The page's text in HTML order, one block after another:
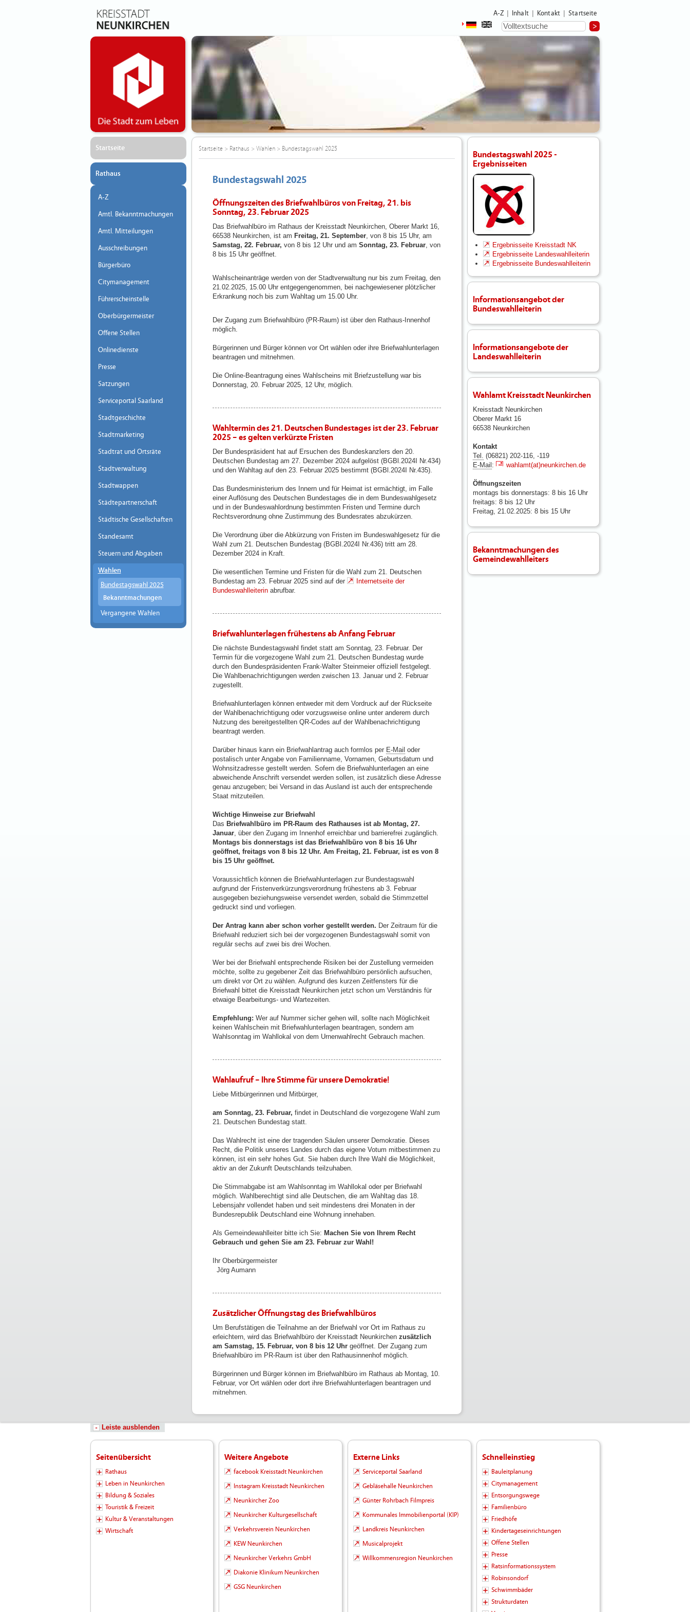
A-Z Inhalt Kontakt Startseite
Startseite
Rathaus
A-Z
Amtl. Bekanntmachungen
Amtl. Mitteilungen
Ausschreibungen
Bürgerbüro
Citymanagement
Führerscheinstelle
Oberbürgermeister
Offene Stellen
Onlinedienste
Presse
Satzungen
Serviceportal Saarland
Stadtgeschichte
Stadtmarketing
Stadtrat und Ortsräte
Stadtverwaltung
Stadtwappen
Städtepartnerschaft
Städtische Gesellschaften
Standesamt
Steuern und Abgaben
Wahlen
Bundestagswahl 2025
Bekanntmachungen
Vergangene Wahlen
Startseite> Rathaus > Wahlen> Bundestagswahl 2025
Bundestagswahl 2025
Öffnungszeiten des Briefwahlbüros von Freitag, 21. bis
Sonntag, 23. Februar 2025
Das Briefwahlbüro im Rathaus der Kreisstadt Neunkirchen, Oberer Markt 16,
66538 Neunkirchen, ist am Freitag, 21. September, von 8 bis 15 Uhr, am
Samstag, 22. Februar, von 8 bis 12 Uhr und am Sonntag, 23. Februar, von
8 bis 15 Uhr geöffnet.
Wahlscheinanträge werden von der Stadtverwaltung nur bis zum Freitag, den
21.02.2025, 15.00 Uhr entgegengenommen, bei nachgewiesener plötzlicher
Erkrankung noch bis zum Wahltag um 15.00 Uhr.
Der Zugang zum Briefwahlbüro (PR-Raum) ist über den Rathaus-Innenhof
möglich.
Bürgerinnen und Bürger können vor Ort wählen oder ihre Briefwahlunterlagen
beantragen und mitnehmen.
Die Online-Beantragung eines Wahlscheins mit Briefzustellung war bis
Donnerstag, 20. Februar 2025, 12 Uhr, möglich.
Wahltermin des 21. Deutschen Bundestages ist der 23. Februar
2025 – es gelten verkürzte Fristen
Der Bundespräsident hat auf Ersuchen des Bundeskanzlers den 20.
Deutschen Bundestag am 27. Dezember 2024 aufgelöst (BGBl.2024I Nr.434)
und den Wahltag auf den 23. Februar 2025 bestimmt (BGBl.2024I Nr.435).
Das Bundesministerium des Innern und für Heimat ist ermächtigt, im Falle
einer Auflösung des Deutschen Bundestages die in dem Bundeswahlgesetz
und in der Bundeswahlordnung bestimmten Fristen und Termine durch
Rechtsverordnung ohne Zustimmung des Bundesrates abzukürzen.
Die Verordnung über die Abkürzung von Fristen im Bundeswahlgesetz für die
Wahl zum 21. Deutschen Bundestag (BGBl.2024I Nr.436) tritt am 28.
Dezember 2024 in Kraft.
Die wesentlichen Termine und Fristen für die Wahl zum 21. Deutschen
Bundestag am 23. Februar 2025 sind auf der
Internetseite der
Bundeswahlleiterin abrufbar.
Briefwahlunterlagen frühestens ab Anfang Februar
Die nächste Bundestagswahl findet statt am Sonntag, 23. Februar. Der
Termin für die vorgezogene Wahl zum 21. Deutschen Bundestag wurde
durch den Bundespräsidenten Frank-Walter Steinmeier offiziell festgelegt.
Die Wahlbenachrichtigungen werden zwischen 13. Januar und 2. Februar
zugestellt.
Briefwahlunterlagen können entweder mit dem Vordruck auf der Rückseite
der Wahlbenachrichtigung oder vorzugsweise online unter anderem durch
Nutzung des bereitgestellten QR-Codes auf der Wahlbenachrichtigung
beantragt werden.
Darüber hinaus kann ein Briefwahlantrag auch formlos per E-Mail oder
postalisch unter Angabe von Familienname, Vornamen, Geburtsdatum und
Wohnsitzadresse gestellt werden. Sofern die Briefwahlunterlagen an eine
abweichende Anschrift versendet werden sollen, ist zusätzlich diese Adresse
genau anzugeben; bei Versand in das Ausland ist auch der entsprechende
Staat mitzuteilen.
Wichtige Hinweise zur Briefwahl
Das Briefwahlbüro im PR-Raum des Rathauses ist ab Montag, 27.
Januar, über den Zugang im Innenhof erreichbar und barrierefrei zugänglich.
Montags bis donnerstags ist das Briefwahlbüro von 8 bis 16 Uhr
geöffnet, freitags von 8 bis 12 Uhr. Am Freitag, 21. Februar, ist es von 8
bis 15 Uhr geöffnet.
Voraussichtlich können die Briefwahlunterlagen zur Bundestagswahl
aufgrund der Fristenverkürzungsverordnung frühestens ab 3. Februar
ausgegeben beziehungsweise versendet werden, sobald die Stimmzettel
gedruckt sind und vorliegen.
Der Antrag kann aber schon vorher gestellt werden. Der Zeitraum für die
Briefwahl reduziert sich bei der vorgezogenen Bundestagswahl somit von
regulär sechs auf zwei bis drei Wochen.
Wer bei der Briefwahl entsprechende Risiken bei der Zustellung vermeiden
möchte, sollte zu gegebener Zeit das Briefwahlbüro persönlich aufsuchen,
um direkt vor Ort zu wählen. Aufgrund des kurzen Zeitfensters für die
Briefwahl bittet die Kreisstadt Neunkirchen jetzt schon um Verständnis für
etwaige Bearbeitungs- und Wartezeiten.
Empfehlung: Wer auf Nummer sicher gehen will, sollte nach Möglichkeit
keinen Wahlschein mit Briefwahlunterlagen beantragen, sondern am
Wahlsonntag im Wahllokal von dem Urnenwahlrecht Gebrauch machen.
Wahlaufruf – Ihre Stimme für unsere Demokratie!
Liebe Mitbürgerinnen und Mitbürger,
am Sonntag, 23. Februar, findet in Deutschland die vorgezogene Wahl zum
21. Deutschen Bundestag statt.
Das Wahlrecht ist eine der tragenden Säulen unserer Demokratie. Dieses
Recht, die Politik unseres Landes durch das eigene Votum mitbestimmen zu
können, ist ein sehr hohes Gut. Sie haben durch Ihre Wahl die Möglichkeit,
aktiv an der Zukunft Deutschlands teilzuhaben.
Die Stimmabgabe ist am Wahlsonntag im Wahllokal oder per Briefwahl
möglich. Wahlberechtigt sind alle Deutschen, die am Wahltag das 18.
Lebensjahr vollendet haben und seit mindestens drei Monaten in der
Bundesrepublik Deutschland eine Wohnung innehaben.
Als Gemeindewahlleiter bitte ich Sie: Machen Sie von Ihrem Recht
Gebrauch und gehen Sie am 23. Februar zur Wahl!
Ihr Oberbürgermeister
Jörg Aumann
Zusätzlicher Öffnungstag des Briefwahlbüros
Um Berufstätigen die Teilnahme an der Briefwahl vor Ort im Rathaus zu
erleichtern, wird das Briefwahlbüro der Kreisstadt Neunkirchen zusätzlich
am Samstag, 15. Februar, von 8 bis 12 Uhr geöffnet. Der Zugang zum
Briefwahlbüro im PR-Raum ist über den Rathausinnenhof möglich.
Bürgerinnen und Bürger können im Briefwahlbüro im Rathaus ab Montag, 10.
Februar, vor Ort wählen oder dort ihre Briefwahlunterlagen beantragen und
mitnehmen.
Bundestagswahl 2025 -
Ergebnisseiten
Ergebnisseite Kreisstadt NK
Ergebnisseite Landeswahlleiterin
Ergebnisseite Bundeswahlleiterin
Informationsangebot der
Bundeswahlleiterin
Informationsangebote der
Landeswahlleiterin
Wahlamt Kreisstadt Neunkirchen
Kreisstadt Neunkirchen
Oberer Markt 16
66538 Neunkirchen
Kontakt
Tel. (06821) 202-116, -119
E-Mail : wahlamt(at)neunkirchen.de
Öffnungszeiten
montags bis donnerstags: 8 bis 16 Uhr
freitags: 8 bis 12 Uhr
Freitag, 21.02.2025: 8 bis 15 Uhr
Bekanntmachungen des
Gemeindewahlleiters
Leiste ausblenden
Seitenübersicht
Rathaus
Leben in Neunkirchen
Bildung & Soziales
Touristik & Freizeit
Kultur & Veranstaltungen
Wirtschaft
Weitere Angebote
facebook Kreisstadt Neunkirchen
Instagram Kreisstadt Neunkirchen
Neunkircher Zoo
Neunkircher Kulturgesellschaft
Verkehrsverein Neunkirchen
KEW Neunkirchen
Neunkircher Verkehrs GmbH
Diakonie Klinikum Neunkirchen
GSG Neunkirchen
Externe Links
Serviceportal Saarland
Gebläsehalle Neunkirchen
Günter Rohrbach Filmpreis
Kommunales Immobilienportal (KIP)
Landkreis Neunkirchen
Musicalprojekt
Willkommensregion Neunkirchen
Schnelleinstieg
Bauleitplanung
Citymanagement
Entsorgungswege
Familienbüro
Friedhöfe
Kindertageseinrichtungen
Offene Stellen
Presse
Ratsinformationssystem
Robinsondorf
Schwimmbäder
Strukturdaten